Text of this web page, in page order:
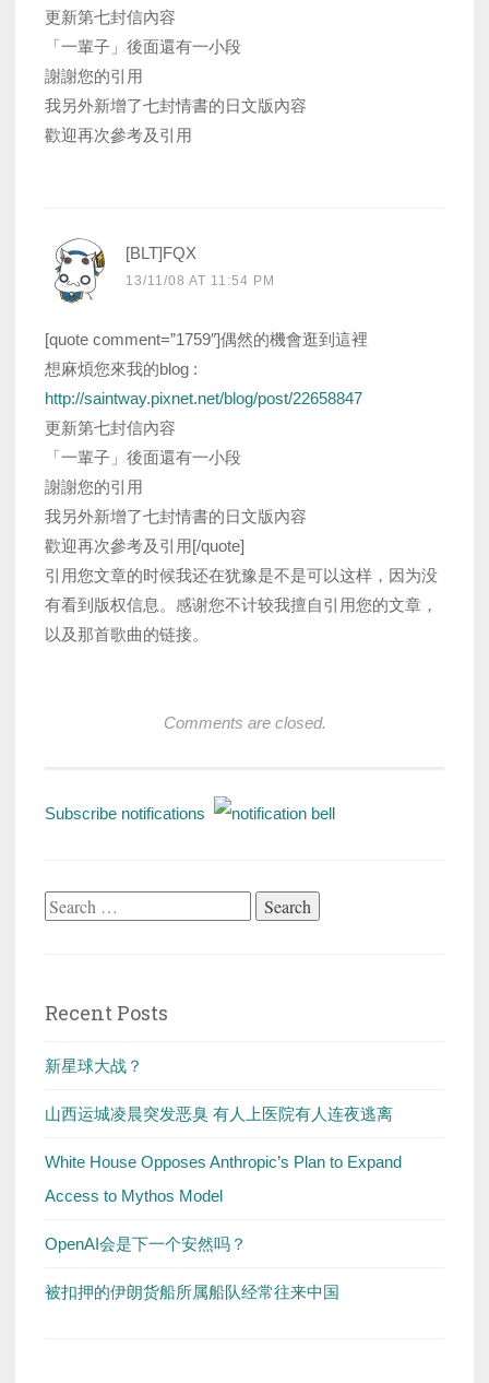
更新第七封信內容
「一輩子」後面還有一小段
謝謝您的引用
我另外新增了七封情書的日文版內容
歡迎再次參考及引用
[BLT]FQX
13/11/08 AT 11:54 PM
[quote comment=”1759″]偶然的機會逛到這裡
想麻煩您來我的blog :
http://saintway.pixnet.net/blog/post/22658847
更新第七封信內容
「一輩子」後面還有一小段
謝謝您的引用
我另外新增了七封情書的日文版內容
歡迎再次參考及引用[/quote]
引用您文章的时候我还在犹豫是不是可以这样，因为没
有看到版权信息。感谢您不计较我擅自引用您的文章，
以及那首歌曲的链接。
Comments are closed.
Subscribe notifications
Search
Recent Posts
新星球大战？
山西运城凌晨突发恶臭 有人上医院有人连夜逃离
White House Opposes Anthropic’s Plan to Expand
Access to Mythos Model
OpenAI会是下一个安然吗？
被扣押的伊朗货船所属船队经常往来中国